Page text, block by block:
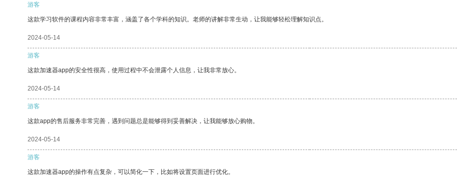
游客
这款学习软件的课程内容非常丰富，涵盖了各个学科的知识。老师的讲解非常生动，让我能够轻松理解知识点。
2024-05-14
游客
这款加速器app的安全性很高，使用过程中不会泄露个人信息，让我非常放心。
2024-05-14
游客
这款app的售后服务非常完善，遇到问题总是能够得到妥善解决，让我能够放心购物。
2024-05-14
游客
这款加速器app的操作有点复杂，可以简化一下，比如将设置页面进行优化。